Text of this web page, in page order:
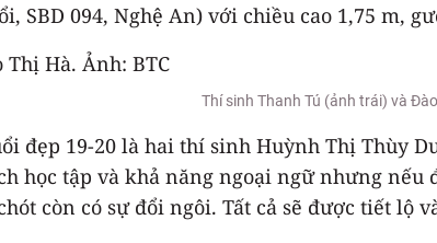
SBD 094, Nghệ An) với chiều cao 1,75 m,
Thí sinh Thanh Tú (ảnh trái) và
đẹp 19-20 là hai thí sinh Huỳnh Thị Thùy
học tập và khả năng ngoại ngữ nhưng
còn có sự đổi ngôi. Tất cả sẽ được tiết lộ